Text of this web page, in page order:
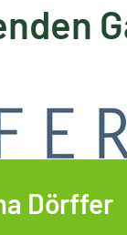
Dörffer